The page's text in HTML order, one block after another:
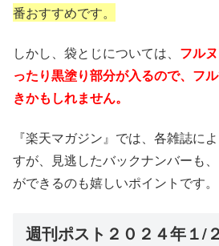
番おすすめです。
しかし、袋とじについては、 フル
ったり黒塗り部分が入るので、フ
きかもしれません。
『楽天マガジン』では、各雑誌に
すが、見逃したバックナンバーも
ができるのも嬉しいポイントです。
週刊ポスト２０２４年１/